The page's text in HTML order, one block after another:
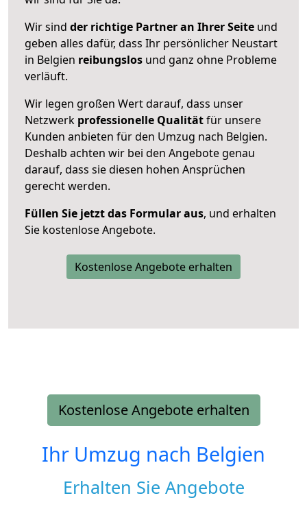
Wir sind der richtige Partner an Ihrer Seite und
geben alles dafür, dass Ihr persönlicher Neustart
in Belgien reibungslos und ganz ohne Probleme
verläuft.
Wir legen großen Wert darauf, dass unser
Netzwerk professionelle Qualitätfür unsere
Kunden anbieten für den Umzug nach Belgien.
Deshalb achten wir bei den Angebote genau
darauf, dass sie diesen hohen Ansprüchen
gerecht werden.
Füllen Sie jetzt das Formular aus, und erhalten
Sie kostenlose Angebote.
Kostenlose Angebote erhalten
Kostenlose Angebote erhalten
Ihr Umzug nach Belgien
Erhalten Sie Angebote